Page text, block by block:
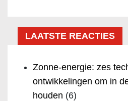
LAATSTE REACTIES
Zonne-energie: zes
ontwikkelingen om in
houden (6)